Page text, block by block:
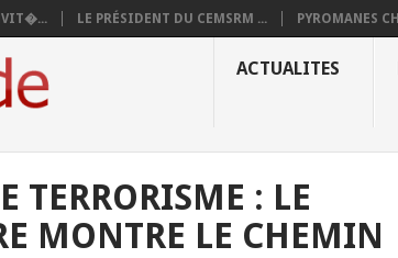
LE PRÉSIDENT DU CEMSRM ... PYROMANES
ACTUALITES
TERRORISME : LE
MONTRE LE CHEMIN